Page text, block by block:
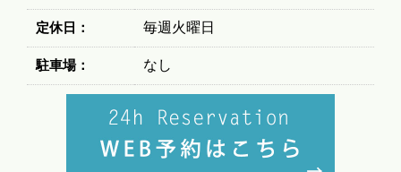
定休日： 毎週火曜日
駐車場： なし